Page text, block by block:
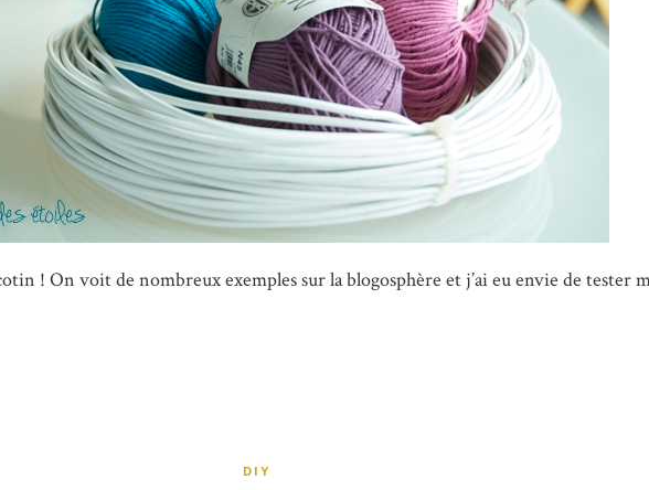
! On voit de nombreux exemples sur la blogosphère et j’ai eu envie de tester
DIY